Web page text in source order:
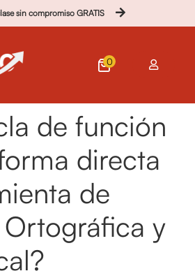
sin compromiso GRATIS
0
de función
directa
de
Ortográfica y